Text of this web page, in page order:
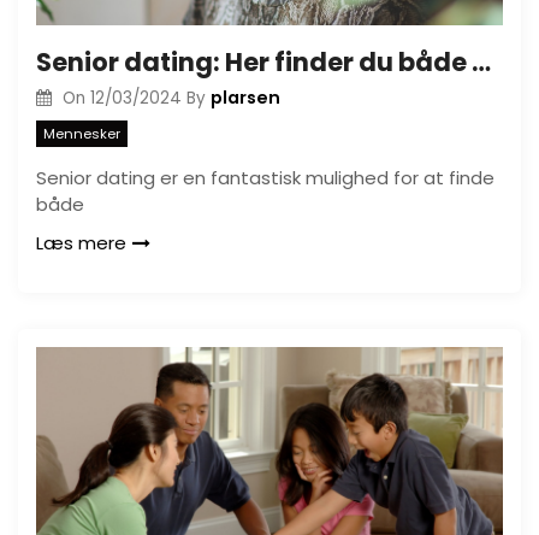
Senior dating: Her finder du både venskab og romantik
On 12/03/2024 By plarsen
Mennesker
Senior dating er en fantastisk mulighed for at finde
både
Læs mere